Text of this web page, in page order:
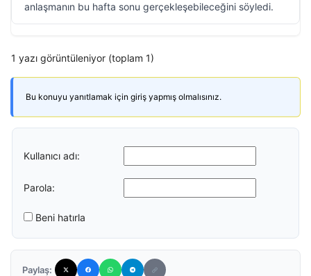
anlaşmanın bu hafta sonu gerçekleşebileceğini söyledi.
1 yazı görüntüleniyor (toplam 1)
Bu konuyu yanıtlamak için giriş yapmış olmalısınız.
Kullanıcı adı:
Parola:
Beni hatırla
Paylaş: